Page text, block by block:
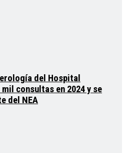
del Hospital
consultas en 2024 y se
del NEA